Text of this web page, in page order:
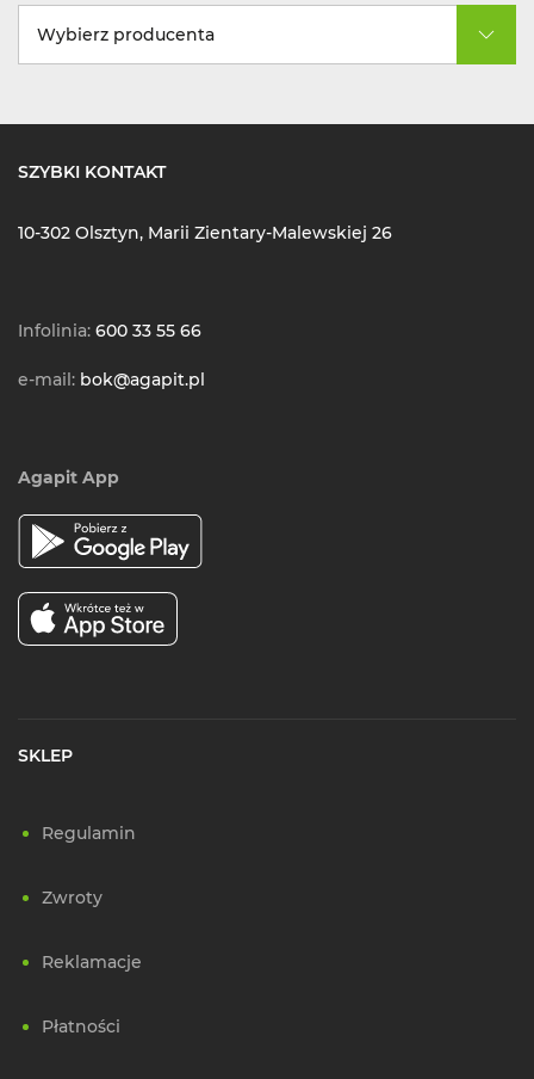
Wybierz producenta
SZYBKI KONTAKT
10-302 Olsztyn, Marii Zientary-Malewskiej 26
Infolinia: 600 33 55 66
e-mail: bok@agapit.pl
Agapit App
SKLEP
Regulamin
Zwroty
Reklamacje
Płatności